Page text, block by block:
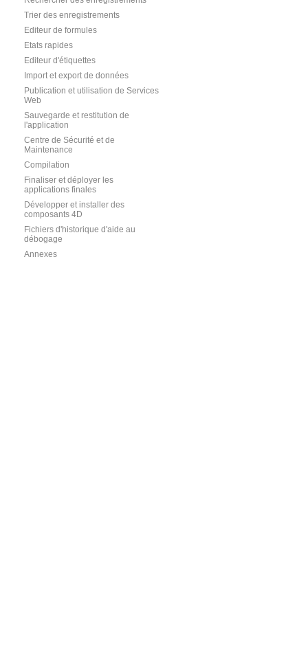
Trier des enregistrements
Editeur de formules
Etats rapides
Editeur d'étiquettes
Import et export de données
Publication et utilisation de Services
Web
Sauvegarde et restitution de
l'application
Centre de Sécurité et de
Maintenance
Compilation
Finaliser et déployer les
applications finales
Développer et installer des
composants 4D
Fichiers d'historique d'aide au
débogage
Annexes